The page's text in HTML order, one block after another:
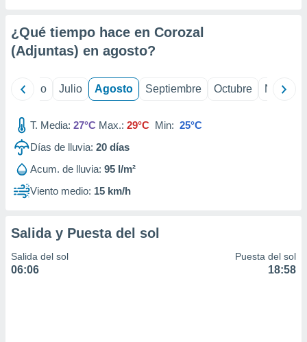
e
mediante
publicidad
publicidad
de
1199
¿Qué tiempo hace en Corozal
(Adjuntas) en agosto?
Junio Julio Agosto Septiembre Octubre
T. Media: 27°C Max.: 29°C Min: 25°C
Días de lluvia: 20 días
Acum. de lluvia: 95 l/m²
Viento medio: 15 km/h
Salida y Puesta del sol
Salida del sol
06:06
Puesta del sol
18:58